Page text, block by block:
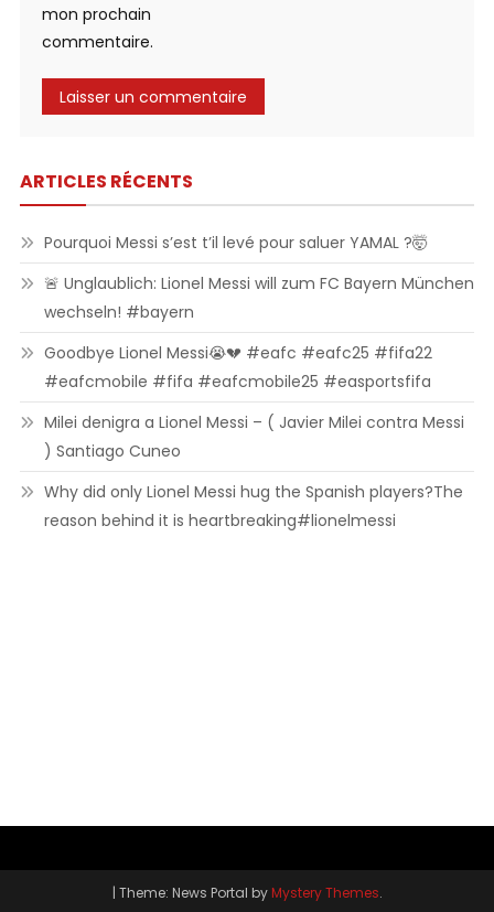
mon prochain
commentaire.
ARTICLES RÉCENTS
Pourquoi Messi s’est t’il levé pour saluer YAMAL ?🤯
🚨 Unglaublich: Lionel Messi will zum FC Bayern München
wechseln! #bayern
Goodbye Lionel Messi😭💔 #eafc #eafc25 #fifa22
#eafcmobile #fifa #eafcmobile25 #easportsfifa
Milei denigra a Lionel Messi – ( Javier Milei contra Messi
) Santiago Cuneo
Why did only Lionel Messi hug the Spanish players?The
reason behind it is heartbreaking#lionelmessi
| Theme: News Portal byMystery Themes.